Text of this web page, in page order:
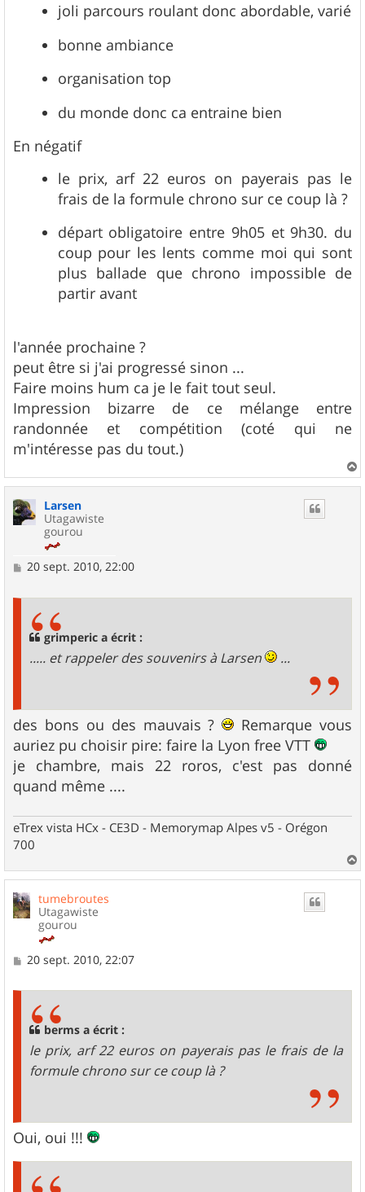
joli parcours roulant donc abordable, varié
bonne ambiance
organisation top
du monde donc ca entraine bien
En négatif
le prix, arf 22 euros on payerais pas le
frais de la formule chrono sur ce coup là ?
départ obligatoire entre 9h05 et 9h30. du
coup pour les lents comme moi qui sont
plus ballade que chrono impossible de
partir avant
l'année prochaine ?
peut être si j'ai progressé sinon ...
Faire moins hum ca je le fait tout seul.
Impression bizarre de ce mélange entre
randonnée et compétition (coté qui ne
m'intéresse pas du tout.)
a
Larsen
Utagawiste
gourou
M
20 sept. 2010, 22:00
grimperic a écrit :
..... et rappeler des souvenirs à Larsen ...
des bons ou des mauvais ?
Remarque vous
auriez pu choisir pire: faire la Lyon free VTT
je chambre, mais 22 roros, c'est pas donné
quand même ....
eTrex vista HCx - CE3D - Memorymap Alpes v5 - Orégon
700
a
tumebroutes
Utagawiste
gourou
M
20 sept. 2010, 22:07
berms a écrit :
le prix, arf 22 euros on payerais pas le frais de la
formule chrono sur ce coup là ?
Oui, oui !!!